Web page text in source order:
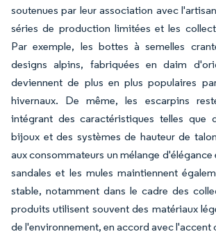
soutenues par leur association avec
séries de production limitées et les
Par exemple, les bottes à semelles
designs alpins, fabriquées en daim
deviennent de plus en plus populaires
hivernaux. De même, les escarpins
intégrant des caractéristiques telles que
bijoux et des systèmes de hauteur de
aux consommateurs un mélange
sandales et les mules maintiennent
stable, notamment dans le cadre des
produits utilisent souvent des matériaux
de l'environnement, en accord avec l'accent